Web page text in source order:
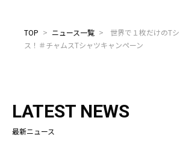
TOP > ニュース一覧 >
世界で１枚だけのT
ス！＃チャムスTシャツキャンペーン
LATEST NEWS
最新ニュース